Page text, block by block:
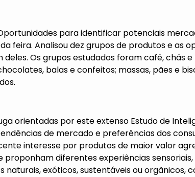
para identificar potenciais
feira. Analisou dez grupos de produtos e as
Os grupos estudados foram café, chás
balas e confeitos; massas, pães e
orientadas por este extenso Estudo de
de mercado e preferências dos
interesse por produtos de maior valor
proponham diferentes experiências
naturais, exóticos, sustentáveis ou orgânicos,